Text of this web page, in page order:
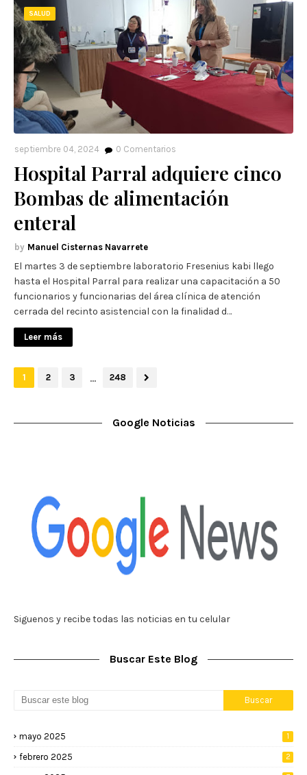
SALUD
septiembre 04, 2024 0 Comentarios
Hospital Parral adquiere cinco
Bombas de alimentación
enteral
Manuel Cisternas Navarrete
El martes 3 de septiembre laboratorio Fresenius kabi llego
hasta el Hospital Parral para realizar una capacitación a 50
funcionarios y funcionarias del área clínica de atención
cerrada del recinto asistencial con la finalidad d…
Leer más
1 2 3 ... 248
Google Noticias
Siguenos y recibe todas las noticias en tu celular
Buscar Este Blog
mayo 2025 1
febrero 2025 2